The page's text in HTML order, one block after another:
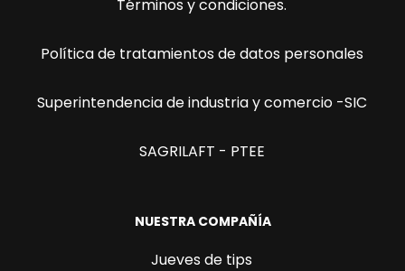
Términos y condiciones.
Política de tratamientos de datos personales
Superintendencia de industria y comercio -SIC
SAGRILAFT - PTEE
NUESTRA COMPAÑÍA
Jueves de tips